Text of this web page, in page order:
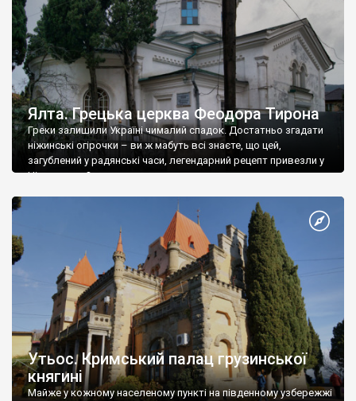
Ялта. Грецька церква Феодора Тирона
Греки залишили Україні чималий спадок. Достатньо згадати
ніжинські огірочки – ви ж мабуть всі знаєте, що цей,
загублений у радянські часи, легендарний рецепт привезли у
Ніжин греки?
Утьос. Кримський палац грузинської
княгині
Майже у кожному населеному пункті на південному узбережжі